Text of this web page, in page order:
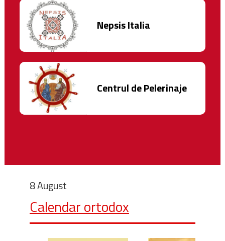
Nepsis Italia
Centrul de Pelerinaje
8 August
Calendar ortodox